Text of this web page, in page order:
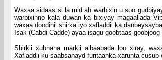
Waxaa sidaas si la mid ah warbixin u soo
warbixinno kala duwan ka bixiyay magaallada
waxaa doodihii shirka iyo xafladdii ka
Isak (Cabdi Cadde) ayaa isagu goobtaas
Shirkii xubnaha markii albaabada loo xiray,
Xafladdii ku saabsanayd furitaanka xarunta cusub